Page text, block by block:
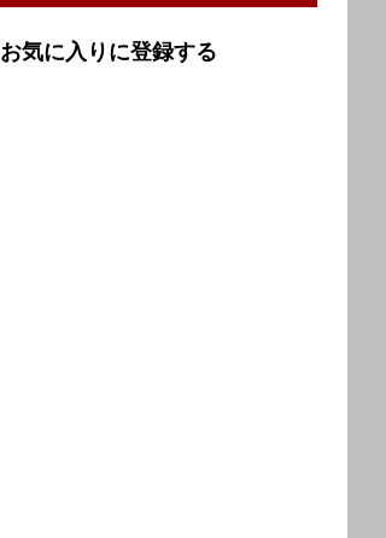
お気に入りに登録する